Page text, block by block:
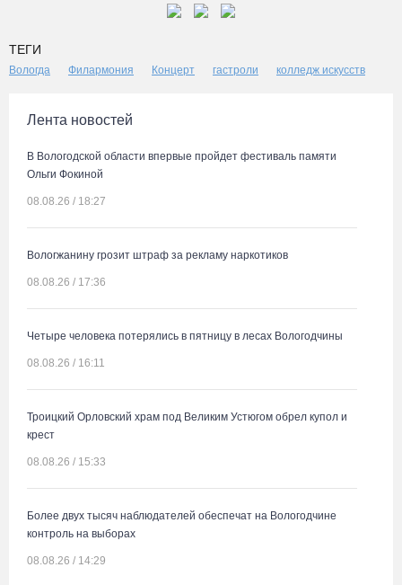
ТЕГИ
Вологда Филармония Концерт гастроли колледж искусств
Лента новостей
В Вологодской области впервые пройдет фестиваль памяти
Ольги Фокиной
08.08.26 / 18:27
Вологжанину грозит штраф за рекламу наркотиков
08.08.26 / 17:36
Четыре человека потерялись в пятницу в лесах Вологодчины
08.08.26 / 16:11
Троицкий Орловский храм под Великим Устюгом обрел купол и
крест
08.08.26 / 15:33
Более двух тысяч наблюдателей обеспечат на Вологодчине
контроль на выборах
08.08.26 / 14:29